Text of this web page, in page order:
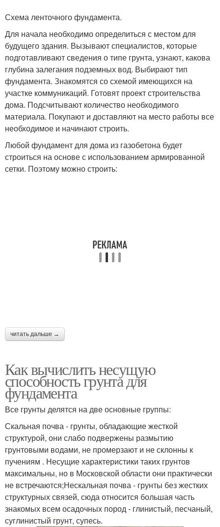
Фундаментные плиты Плита на участке
Плита с ребрами
Плита на насыпном
основании
Железобетонная плита
Плиты под
многоэтажный дом
Схема ленточного фундамента.
Для начала необходимо определиться с местом для
будущего здания. Вызывают специалистов, которые
подготавливают сведения о типе грунта, узнают, какова
глубина залегания подземных вод. Выбирают тип
фундамента. Знакомятся со схемой имеющихся на
участке коммуникаций. Готовят проект строительства
дома. Подсчитывают количество необходимого
материала. Покупают и доставляют на место работы все
необходимое и начинают строить.
Любой фундамент для дома из газобетона будет
строиться на основе с использованием армированной
сетки. Поэтому можно строить:
читать дальше →
Как вычислить несущую
способность грунта для
фундамента
Все грунты делятся на две основные группы:
Скальная почва - грунты, обладающие жесткой
структурой, они слабо подвержены размытию
грунтовыми водами, не промерзают и не склонны к
пучениям . Несущие характеристики таких грунтов
максимальны, но в Московской области они практически
не встречаются;Нескальная почва - грунты без жестких
структурных связей, сюда относится большая часть
знакомых всем осадочных пород - глинистый, песчаный,
суглинистый грунт, супесь.